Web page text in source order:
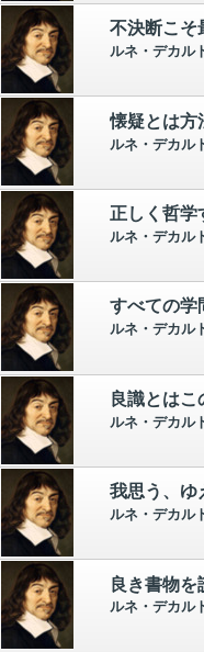
不決断こそ
ルネ・デカル
懐疑とは方
ルネ・デカル
ルネ・デカル
ルネ・デカル
ルネ・デカル
我思う、ゆ
ルネ・デカル
ルネ・デカル